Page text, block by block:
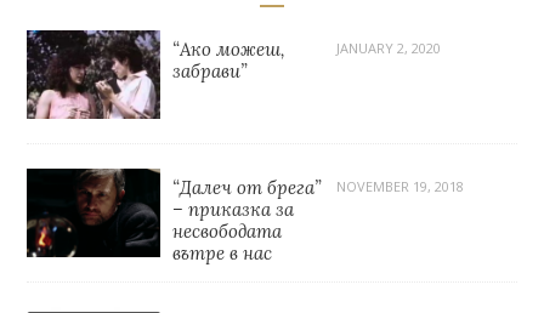
“Ако можеш,
забрави”
JANUARY 2, 2020
“Далеч от брега”
– приказка за
несвободата
вътре в нас
NOVEMBER 19, 2018